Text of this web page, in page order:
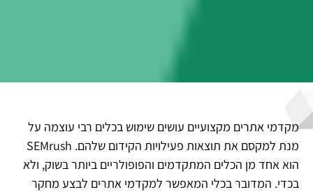
מקדמי אתרים מקצועיים עושים שימוש בכלים רבי עוצמה על
מנת למקסם את תוצאות פעילויות הקידום שלהם. SEMrush
הוא אחד מן הכלים המתקדמים והפופולריים ביותר בשוק, ולא
בכדי. המדובר בכלי המאפשר למקדמי אתרים לבצע מחקר